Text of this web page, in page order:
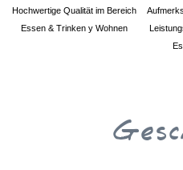
Hochwertige Qualität im Bereich
Essen & Trinken y Wohnen